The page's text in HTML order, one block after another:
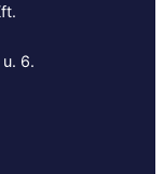
6.